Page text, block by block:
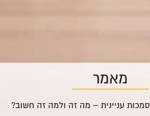
מאמר
סמכות עניינית – מה זה ולמה זה חשוב?